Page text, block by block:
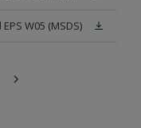
W05 (MSDS)